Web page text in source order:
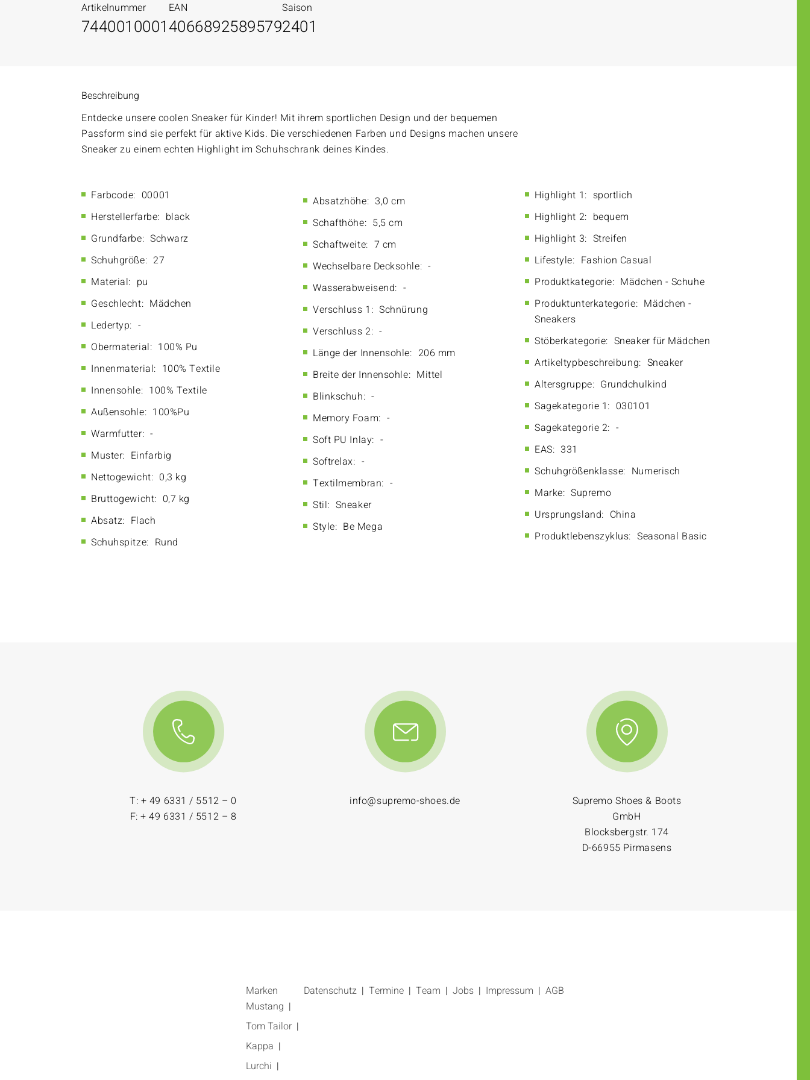
Artikelnummer
7440010001
EAN
4066892589579
Saison
2401
Beschreibung
Entdecke unsere coolen Sneaker für Kinder! Mit ihrem sportlichen Design und der bequemen
Passform sind sie perfekt für aktive Kids. Die verschiedenen Farben und Designs machen unsere
Sneaker zu einem echten Highlight im Schuhschrank deines Kindes.
Farbcode: 00001
Herstellerfarbe: black
Grundfarbe: Schwarz
Schuhgröße: 27
Material: pu
Geschlecht: Mädchen
Ledertyp: -
Obermaterial: 100% Pu
Innenmaterial: 100% Textile
Innensohle: 100% Textile
Außensohle: 100%Pu
Warmfutter: -
Muster: Einfarbig
Nettogewicht: 0,3 kg
Bruttogewicht: 0,7 kg
Absatz: Flach
Schuhspitze: Rund
Absatzhöhe: 3,0 cm
Schafthöhe: 5,5 cm
Schaftweite: 7 cm
Wechselbare Decksohle: -
Wasserabweisend: -
Verschluss 1: Schnürung
Verschluss 2: -
Länge der Innensohle: 206 mm
Breite der Innensohle: Mittel
Blinkschuh: -
Memory Foam: -
Soft PU Inlay: -
Softrelax: -
Textilmembran: -
Stil: Sneaker
Style: Be Mega
Highlight 1: sportlich
Highlight 2: bequem
Highlight 3: Streifen
Lifestyle: Fashion Casual
Produktkategorie: Mädchen - Schuhe
Produktunterkategorie: Mädchen -
Sneakers
Stöberkategorie: Sneaker für Mädchen
Artikeltypbeschreibung: Sneaker
Altersgruppe: Grundchulkind
Sagekategorie 1: 030101
Sagekategorie 2: -
EAS: 331
Schuhgrößenklasse: Numerisch
Marke: Supremo
Ursprungsland: China
Produktlebenszyklus: Seasonal Basic
T: + 49 6331 / 5512 – 0
F: + 49 6331 / 5512 – 8
info@supremo-shoes.de
Supremo Shoes & Boots
GmbH
Blocksbergstr. 174
D-66955 Pirmasens
Marken
Mustang
Tom Tailor
Kappa
Lurchi
Datenschutz Termine Team Jobs Impressum AGB